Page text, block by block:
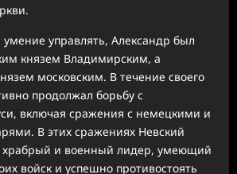
умение управлять, Александр был
князем Владимирским, а
московским. В течение своего
продолжал борьбу с
включая сражения с немецкими и
В этих сражениях Невский
храбрый и военный лидер, умеющий
войск и успешно противостоять